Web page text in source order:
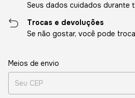
Seus dados cuidados durante
Trocas e devoluções
Se não gostar, você pode
Entregas para o CEP:
Meios de envio